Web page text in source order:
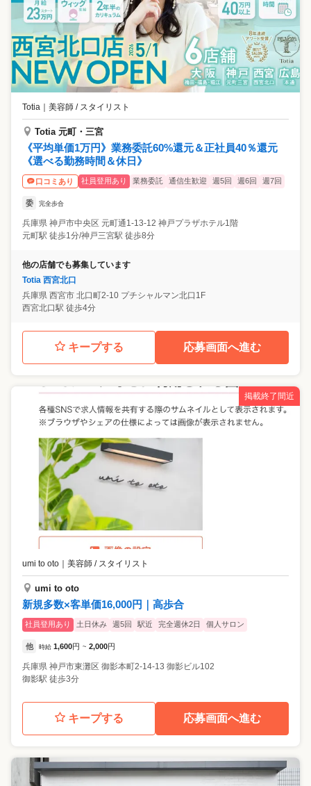
ご応募お待ちしています♪ ◎駅近の好立地 ◎地域密着・アットホームで
明るいお店 ◎技術面・接客面で一流を目指しています ◎豊富なメニュー
展開で幅広い技術が身に付きます ◎月間新規集客100名以上 ◎独立支援
制度 ◎講師活動への参加 ◎メイク、着付けなどでも自分が学びたいこと
を出来る環境 ◎レッスンウィッグ支給
Totia ｜ 美容師 / スタイリスト
Totia 元町・三宮
《平均単価1万円》業務委託60%還元＆正社員40％還元
《選べる勤務時間＆休日》
口コミあり 社員登用あり 業務委託 通信生歓迎 週5回 週6回 週7回
委 完全歩合
兵庫県 神戸市中央区 元町通1‐13‐12 神戸プラザホテル1階
元町駅 徒歩1分/神戸三宮駅 徒歩8分
他の店舗でも募集しています
Totia 西宮北口
兵庫県 西宮市 北口町2-10 プチシャルマン北口1F
西宮北口駅 徒歩4分
キープする 応募画面へ進む
掲載終了間近
umi to oto 美容師 / スタイリスト
umi to oto
新規多数×客単価16,000円｜高歩合
社員登用あり 土日休み 週5回 駅近 完全週休2日 個人サロン
他 時給 1,600円 ~ 2,000円
兵庫県 神戸市東灘区 御影本町2-14-13 御影ビル102
御影駅 徒歩3分
キープする 応募画面へ進む